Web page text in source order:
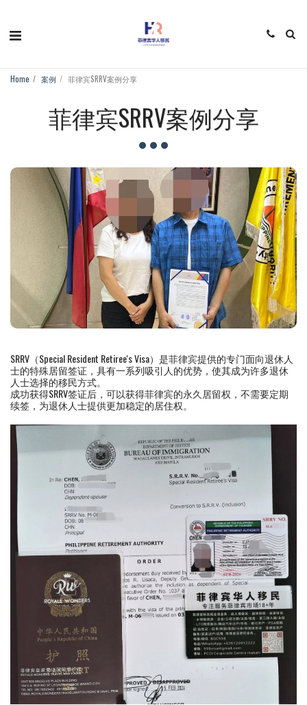
Home 案例 菲律宾SRRV案例分享
菲律宾SRRV案例分享
SRRV（Special Resident Retiree's Visa）是菲律宾提供的专门面向退休人
士的特殊居留签证，具有一系列吸引人的优势，使其成为许多退休
人士选择的移民方式。
成功获得SRRV签证后，可以获得菲律宾的永久居留权，不需要定期
续签，为退休人士提供更加稳定的居住权。